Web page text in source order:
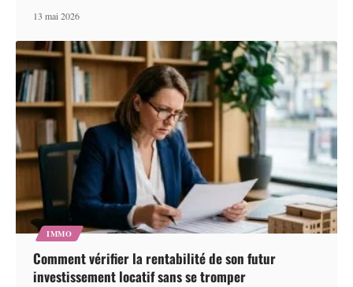
13 mai 2026
IMMO
Comment vérifier la rentabilité de son futur
investissement locatif sans se tromper